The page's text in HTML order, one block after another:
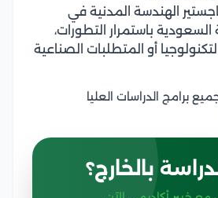
الهندسة المدنية في
السعودية باستمرار التطورات،
أو المتطلبات الصناعية
برامج الدراسات العليا
بالخارج؟